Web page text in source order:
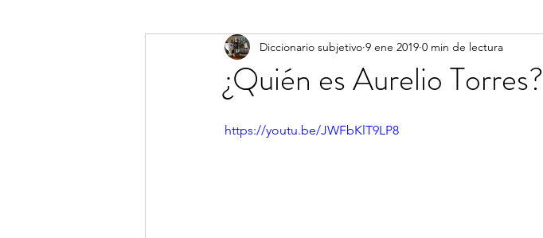
Diccionario subjetivo
¿Quién es Aurelio Torres?
Diccionario subjetivo 9 ene 2019 0 min de lectura
https://youtu.be/JWFbKlT9LP8